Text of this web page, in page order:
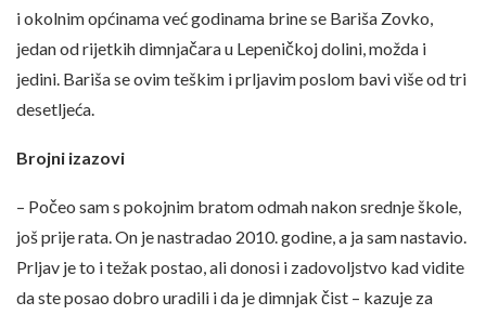
i okolnim općinama već godinama brine se Bariša Zovko,
jedan od rijetkih dimnjačara u Lepeničkoj dolini, možda i
jedini. Bariša se ovim teškim i prljavim poslom bavi više od tri
desetljeća.
Brojni izazovi
– Počeo sam s pokojnim bratom odmah nakon srednje škole,
još prije rata. On je nastradao 2010. godine, a ja sam nastavio.
Prljav je to i težak postao, ali donosi i zadovoljstvo kad vidite
da ste posao dobro uradili i da je dimnjak čist – kazuje za